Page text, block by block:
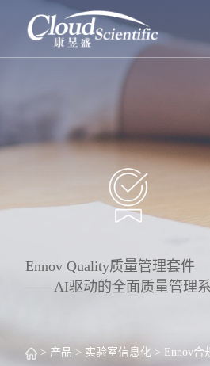
Ennov Quality质量管理套件
——AI驱动的全面质量管理
> 产品 > 实验室信息化 > Ennov合